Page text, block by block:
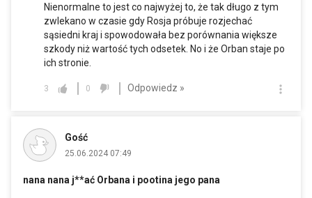
Nienormalne to jest co najwyżej to, że tak długo z tym
zwlekano w czasie gdy Rosja próbuje rozjechać
sąsiedni kraj i spowodowała bez porównania większe
szkody niż wartość tych odsetek. No i że Orban staje po
ich stronie.
3 0 Odpowiedz »
Gość
25.06.2024 07:49
nana nana j**ać Orbana i pootina jego pana